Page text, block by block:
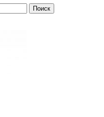
Поиск